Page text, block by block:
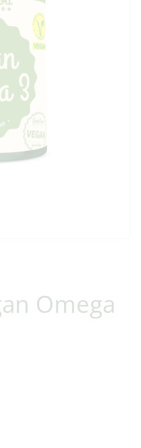
Omega